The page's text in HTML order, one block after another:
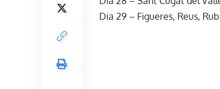
Dia 29 – Figueres, Reus,